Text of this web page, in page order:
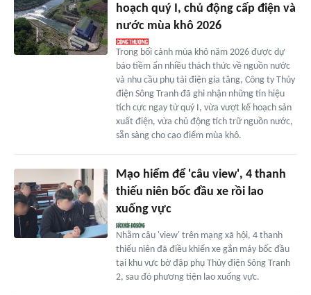
hoạch quý I, chủ động cấp điện và
nước mùa khô 2026
Trong bối cảnh mùa khô năm 2026 được dự
báo tiềm ẩn nhiều thách thức về nguồn nước
và nhu cầu phụ tải điện gia tăng, Công ty Thủy
điện Sông Tranh đã ghi nhận những tín hiệu
tích cực ngay từ quý I, vừa vượt kế hoạch sản
xuất điện, vừa chủ động tích trữ nguồn nước,
sẵn sàng cho cao điểm mùa khô.
Mạo hiểm để 'câu view', 4 thanh
thiếu niên bốc đầu xe rồi lao
xuống vực
Nhằm câu 'view' trên mạng xã hội, 4 thanh
thiếu niên đã điều khiển xe gắn máy bốc đầu
tại khu vực bờ đập phụ Thủy điện Sông Tranh
2, sau đó phương tiện lao xuống vực.